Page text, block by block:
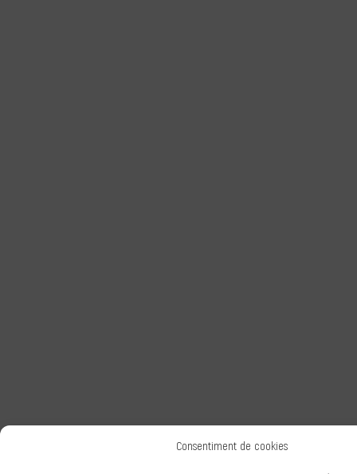
Consentiment de cookies